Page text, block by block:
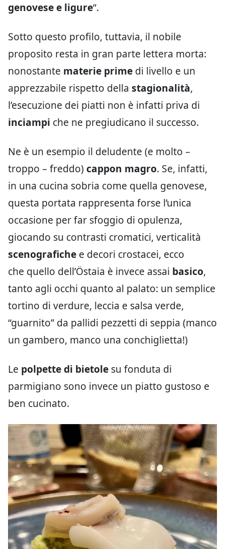
genovese e ligure“.
Sotto questo profilo, tuttavia, il nobile
proposito resta in gran parte lettera morta:
nonostante materie prime di livello e un
apprezzabile rispetto della stagionalità,
l’esecuzione dei piatti non è infatti priva di
inciampi che ne pregiudicano il successo.
Ne è un esempio il deludente (e molto –
troppo – freddo) cappon magro. Se, infatti,
in una cucina sobria come quella genovese,
questa portata rappresenta forse l’unica
occasione per far sfoggio di opulenza,
giocando su contrasti cromatici, verticalità
scenografiche e decori crostacei, ecco
che quello dell’Östaia è invece assai basico,
tanto agli occhi quanto al palato: un semplice
tortino di verdure, leccia e salsa verde,
“guarnito” da pallidi pezzetti di seppia (manco
un gambero, manco una conchiglietta!)
Le polpette di bietole su fonduta di
parmigiano sono invece un piatto gustoso e
ben cucinato.